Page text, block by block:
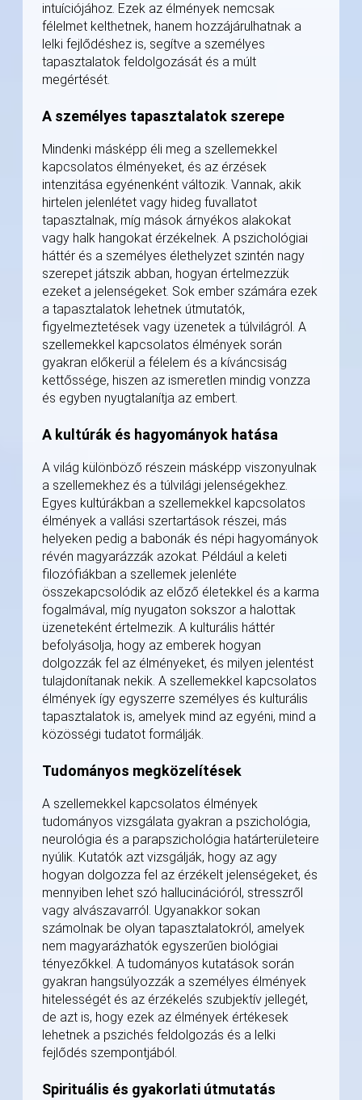
intuíciójához. Ezek az élmények nemcsak
félelmet kelthetnek, hanem hozzájárulhatnak a
lelki fejlődéshez is, segítve a személyes
tapasztalatok feldolgozását és a múlt
megértését.
A személyes tapasztalatok szerepe
Mindenki másképp éli meg a szellemekkel
kapcsolatos élményeket, és az érzések
intenzitása egyénenként változik. Vannak, akik
hirtelen jelenlétet vagy hideg fuvallatot
tapasztalnak, míg mások árnyékos alakokat
vagy halk hangokat érzékelnek. A pszichológiai
háttér és a személyes élethelyzet szintén nagy
szerepet játszik abban, hogyan értelmezzük
ezeket a jelenségeket. Sok ember számára ezek
a tapasztalatok lehetnek útmutatók,
figyelmeztetések vagy üzenetek a túlvilágról. A
szellemekkel kapcsolatos élmények során
gyakran előkerül a félelem és a kíváncsiság
kettőssége, hiszen az ismeretlen mindig vonzza
és egyben nyugtalanítja az embert.
A kultúrák és hagyományok hatása
A világ különböző részein másképp viszonyulnak
a szellemekhez és a túlvilági jelenségekhez.
Egyes kultúrákban a szellemekkel kapcsolatos
élmények a vallási szertartások részei, más
helyeken pedig a babonák és népi hagyományok
révén magyarázzák azokat. Például a keleti
filozófiákban a szellemek jelenléte
összekapcsolódik az előző életekkel és a karma
fogalmával, míg nyugaton sokszor a halottak
üzeneteként értelmezik. A kulturális háttér
befolyásolja, hogy az emberek hogyan
dolgozzák fel az élményeket, és milyen jelentést
tulajdonítanak nekik. A szellemekkel kapcsolatos
élmények így egyszerre személyes és kulturális
tapasztalatok is, amelyek mind az egyéni, mind a
közösségi tudatot formálják.
Tudományos megközelítések
A szellemekkel kapcsolatos élmények
tudományos vizsgálata gyakran a pszichológia,
neurológia és a parapszichológia határterületeire
nyúlik. Kutatók azt vizsgálják, hogy az agy
hogyan dolgozza fel az érzékelt jelenségeket, és
mennyiben lehet szó hallucinációról, stresszről
vagy alvászavarról. Ugyanakkor sokan
számolnak be olyan tapasztalatokról, amelyek
nem magyarázhatók egyszerűen biológiai
tényezőkkel. A tudományos kutatások során
gyakran hangsúlyozzák a személyes élmények
hitelességét és az érzékelés szubjektív jellegét,
de azt is, hogy ezek az élmények értékesek
lehetnek a pszichés feldolgozás és a lelki
fejlődés szempontjából.
Spirituális és gyakorlati útmutatás